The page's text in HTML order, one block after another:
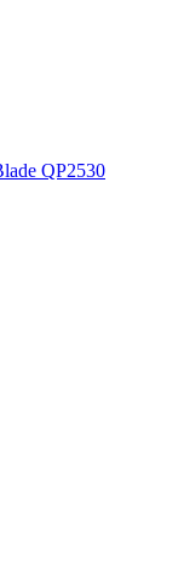
QP2530